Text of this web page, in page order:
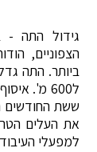
גידול התה -
הצפוניים,
ביותר. התה
ל600 מ'.
ששת החודשים
את העלים
למפעלי